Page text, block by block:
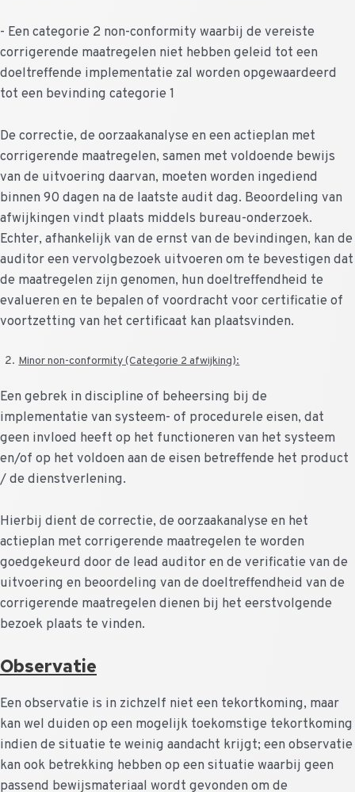
- Een categorie 2 non-conformity waarbij de vereiste
corrigerende maatregelen niet hebben geleid tot een
doeltreffende implementatie zal worden opgewaardeerd
tot een bevinding categorie 1
De correctie, de oorzaakanalyse en een actieplan met
corrigerende maatregelen, samen met voldoende bewijs
van de uitvoering daarvan, moeten worden ingediend
binnen 90 dagen na de laatste audit dag. Beoordeling van
afwijkingen vindt plaats middels bureau-onderzoek.
Echter, afhankelijk van de ernst van de bevindingen, kan de
auditor een vervolgbezoek uitvoeren om te bevestigen dat
de maatregelen zijn genomen, hun doeltreffendheid te
evalueren en te bepalen of voordracht voor certificatie of
voortzetting van het certificaat kan plaatsvinden.
Minor non-conformity (Categorie 2 afwijking):
Een gebrek in discipline of beheersing bij de
implementatie van systeem- of procedurele eisen, dat
geen invloed heeft op het functioneren van het systeem
en/of op het voldoen aan de eisen betreffende het product
/ de dienstverlening.
Hierbij dient de correctie, de oorzaakanalyse en het
actieplan met corrigerende maatregelen te worden
goedgekeurd door de lead auditor en de verificatie van de
uitvoering en beoordeling van de doeltreffendheid van de
corrigerende maatregelen dienen bij het eerstvolgende
bezoek plaats te vinden.
Observatie
Een observatie is in zichzelf niet een tekortkoming, maar
kan wel duiden op een mogelijk toekomstige tekortkoming
indien de situatie te weinig aandacht krijgt; een observatie
kan ook betrekking hebben op een situatie waarbij geen
passend bewijsmateriaal wordt gevonden om de